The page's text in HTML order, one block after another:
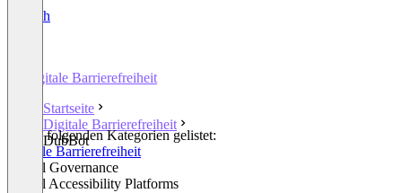
English
Digitale Barrierefreiheit
Startseite
Digitale Barrierefreiheit
DubBot
In den folgenden Kategorien gelistet:
Digitale Barrierefreiheit
Digital Governance
Digital Accessibility Platforms